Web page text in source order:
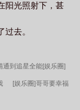
阳光照射下，甚
去。
通到追星全能[娱乐圈]
[娱乐圈]哥哥要幸福